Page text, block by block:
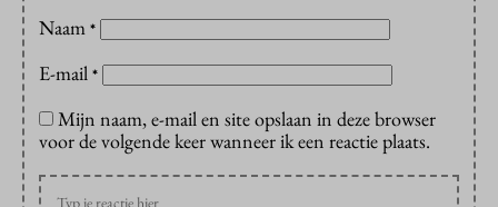
Naam *
E-mail *
Mijn naam, e-mail en site opslaan in deze browser
voor de volgende keer wanneer ik een reactie plaats.